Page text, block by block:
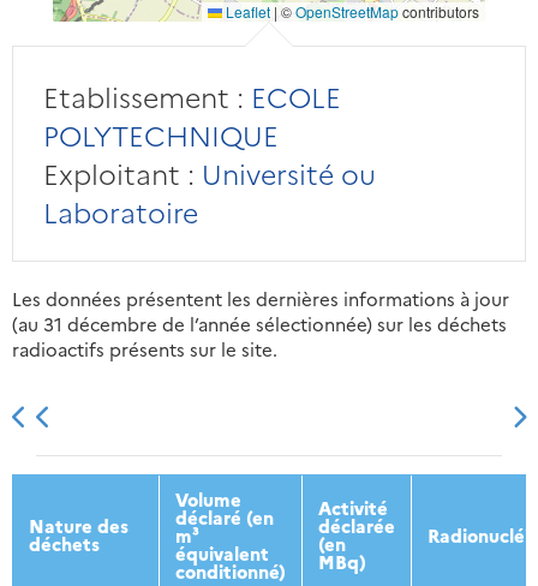
Leaflet | ©OpenStreetMapcontributors
Etablissement : ECOLE
POLYTECHNIQUE
Exploitant : Université ou
Laboratoire
Les données présentent les dernières informations à jour
(au 31 décembre de l’année sélectionnée) sur les déchets
radioactifs présents sur le site.
2013 2014 2015 2016
Nature des
déchets
Volume
déclaré (en
m³
équivalent
conditionné)
Activité
déclarée
(en
MBq)